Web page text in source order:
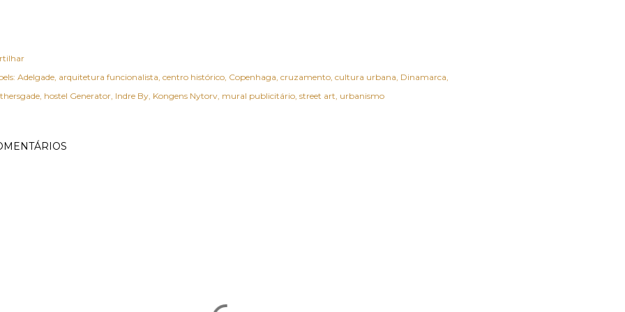
Adelgade arquitetura funcionalista centro histórico Copenhaga cruzamento cultura urbana Dinamarca
hostel Generator Indre By Kongens Nytorv mural publicitário street art urbanismo